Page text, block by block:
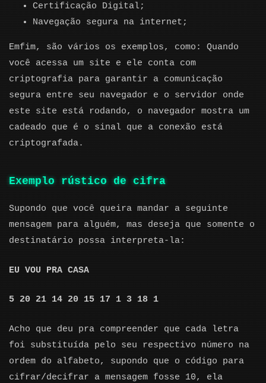
Certificação Digital;
Navegação segura na internet;
Emfim, são vários os exemplos, como: Quando
você acessa um site e ele conta com
criptografia para garantir a comunicação
segura entre seu navegador e o servidor onde
este site está rodando, o navegador mostra um
cadeado que é o sinal que a conexão está
criptografada.
Exemplo rústico de cifra
Supondo que você queira mandar a seguinte
mensagem para alguém, mas deseja que somente o
destinatário possa interpreta-la:
EU VOU PRA CASA
5 20 21 14 20 15 17 1 3 18 1
Acho que deu pra compreender que cada letra
foi substituída pelo seu respectivo número na
ordem do alfabeto, supondo que o código para
cifrar/decifrar a mensagem fosse 10, ela